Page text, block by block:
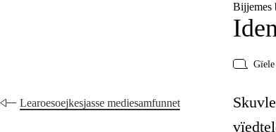
Bijjemes
Gïele
Learoesoejkesjasse mediesamfunnet